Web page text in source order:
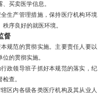
、买卖医学信息。
全生产管理措施，保持医疗机构环境
序良好的就医环境。
督
规范的贯彻实施。主要责任人要以
的贯彻实施。
政领导班子抓好本规范的落实，纪
查。
区内各级各类医疗机构及其从业人